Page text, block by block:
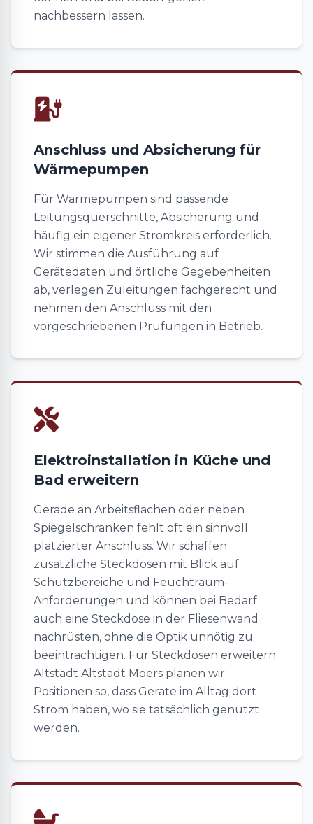
nachbessern lassen.
Anschluss und Absicherung für
Wärmepumpen
Für Wärmepumpen sind passende
Leitungsquerschnitte, Absicherung und
häufig ein eigener Stromkreis erforderlich.
Wir stimmen die Ausführung auf
Gerätedaten und örtliche Gegebenheiten
ab, verlegen Zuleitungen fachgerecht und
nehmen den Anschluss mit den
vorgeschriebenen Prüfungen in Betrieb.
Elektroinstallation in Küche und
Bad erweitern
Gerade an Arbeitsflächen oder neben
Spiegelschränken fehlt oft ein sinnvoll
platzierter Anschluss. Wir schaffen
zusätzliche Steckdosen mit Blick auf
Schutzbereiche und Feuchtraum-
Anforderungen und können bei Bedarf
auch eine Steckdose in der Fliesenwand
nachrüsten, ohne die Optik unnötig zu
beeinträchtigen. Für Steckdosen erweitern
Altstadt Altstadt Moers planen wir
Positionen so, dass Geräte im Alltag dort
Strom haben, wo sie tatsächlich genutzt
werden.